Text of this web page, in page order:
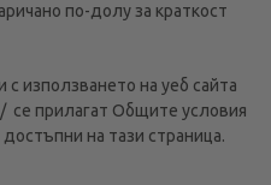
по-долу за краткост
с използването на уеб сайта
се прилагат Общите условия
на тази страница.